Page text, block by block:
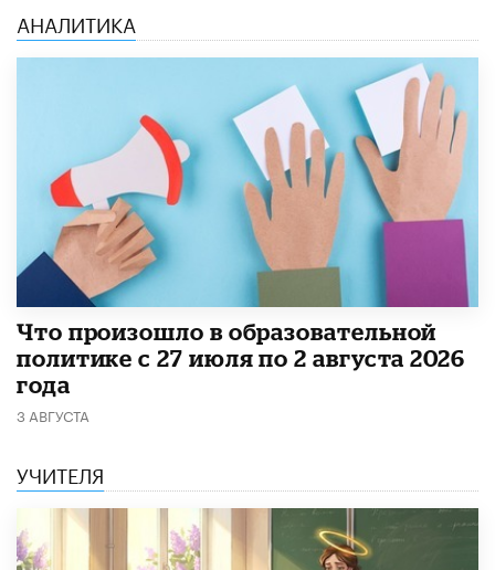
АНАЛИТИКА
​Что произошло в образовательной
политике с 27 июля по 2 августа 2026
года
3 АВГУСТА
УЧИТЕЛЯ